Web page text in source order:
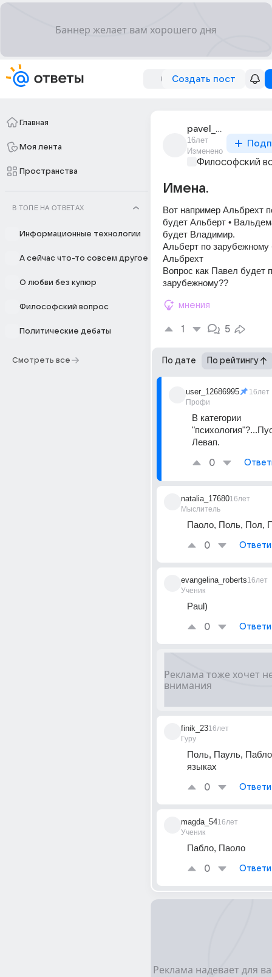
Создать пост
Главная
Моя лента
Пространства
В ТОПЕ НА ОТВЕТАХ
Информационные технологии
А сейчас что-то совсем другое
О любви без купюр
Философский вопрос
Политические дебаты
Смотреть все
pavel_gusev_39
16лет
Изменено
Философский
Имена.
Вот например Альбрехт
будет Альберт •
будет Владимир.
Альберт по зарубежному
Альбрехт
Вопрос как Павел будет
зарубежному??
мнения
1 5
По дате По рейтингу
user_12686995
Профи
16лет
В категории
Левап.
0
natalia_17680
Мыслитель
16лет
Паоло, Поль, Пол,
0
evangelina_roberts
Ученик
16лет
Paul)
0
finik_23
Гуру
16лет
Поль, Пауль,
языках
0
magda_54
Ученик
16лет
Пабло, Паоло
0